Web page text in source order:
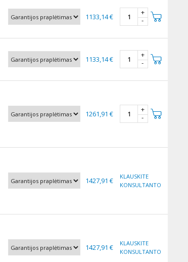
1133,14 €
+
-
1133,14 €
+
-
1261,91 €
+
-
1427,91 €
KLAUSKITE
KONSULTANTO
1427,91 €
KLAUSKITE
KONSULTANTO